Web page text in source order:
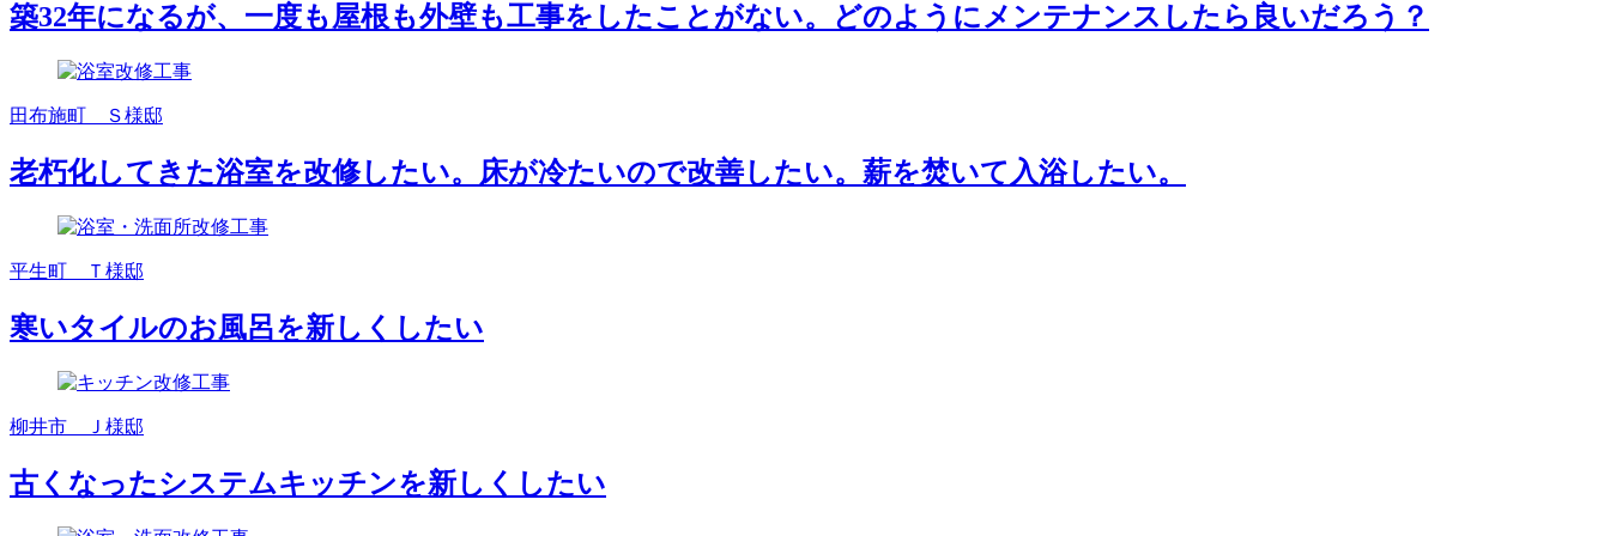
築32年になるが、一度も屋根も外壁も工事をしたことがない。どのようにメンテナンスしたら良いだろう？
田布施町 Ｓ様邸
老朽化してきた浴室を改修したい。床が冷たいので改善したい。薪を焚いて入浴したい。
平生町 Ｔ様邸
寒いタイルのお風呂を新しくしたい
柳井市 Ｊ様邸
古くなったシステムキッチンを新しくしたい